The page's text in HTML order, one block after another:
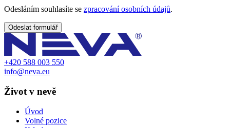
Odesláním souhlasíte se zpracování osobních údajů.
+420 588 003 550
info@neva.eu
Život v nevě
Úvod
Volné pozice